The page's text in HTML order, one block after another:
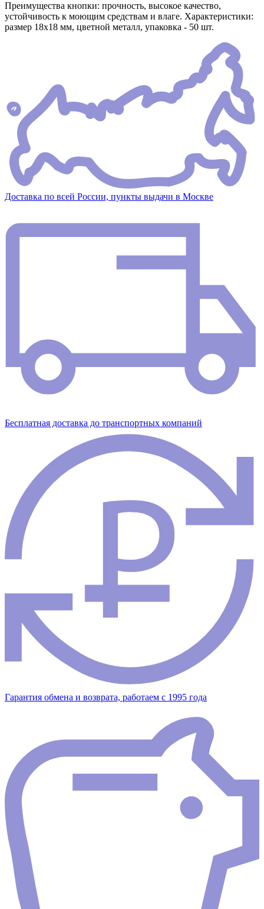
Преимущества кнопки: прочность, высокое качество,
устойчивость к моющим средствам и влаге. Характеристики:
размер 18х18 мм, цветной металл, упаковка - 50 шт.
Доставка по всей России, пункты выдачи в Москве
Бесплатная доставка до транспортных компаний
Гарантия обмена и возврата, работаем с 1995 года